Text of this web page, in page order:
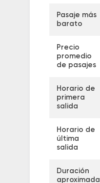
Pasaje más
barato
Precio
promedio
de pasajes
Horario de
primera
salida
Horario de
última
salida
Duración
aproximada